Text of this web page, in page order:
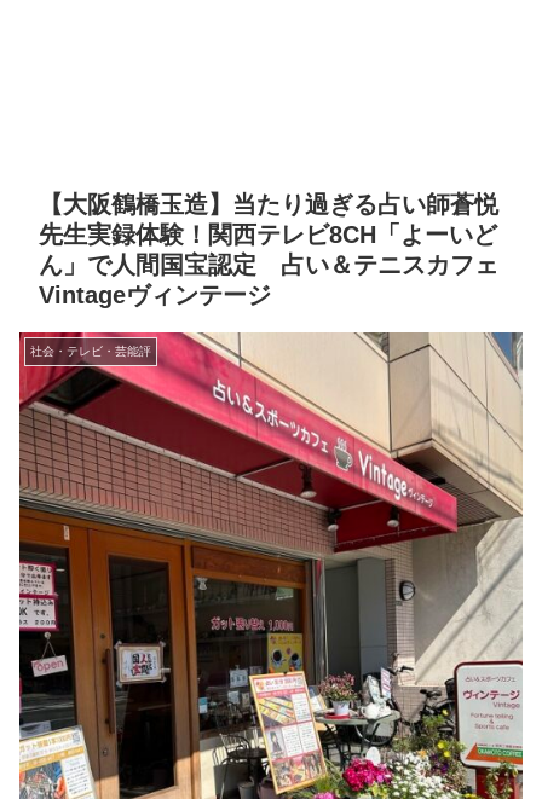
【大阪鶴橋玉造】当たり過ぎる占い師蒼悦
先生実録体験！関西テレビ8CH「よーいど
ん」で人間国宝認定 占い＆テニスカフェ
Vintageヴィンテージ
社会・テレビ・芸能評